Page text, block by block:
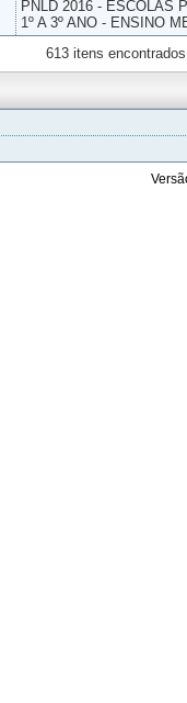
PNLD 2016 - ESCOLAS
1º A 3º ANO - ENSINO
613 itens